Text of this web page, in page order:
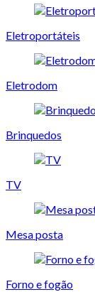
Eletroportáteis
Eletrodom
Brinquedos
TV
Mesa posta
Forno e fogão